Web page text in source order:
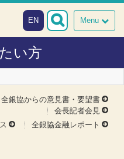
Menu
EN
い方
全銀協からの意見書・要望書
会長記者会見
全銀協金融レポート